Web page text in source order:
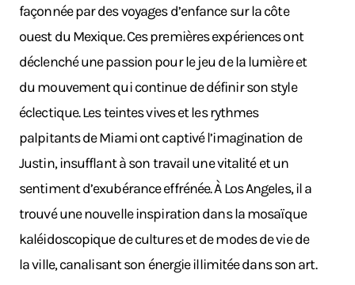
façonnée par des voyages d’enfance sur la côte
ouest du Mexique. Ces premières expériences ont
déclenché une passion pour le jeu de la lumière et
du mouvement qui continue de définir son style
éclectique. Les teintes vives et les rythmes
palpitants de Miami ont captivé l’imagination de
Justin, insufflant à son travail une vitalité et un
sentiment d’exubérance effrénée. À Los Angeles, il a
trouvé une nouvelle inspiration dans la mosaïque
kaléidoscopique de cultures et de modes de vie de
la ville, canalisant son énergie illimitée dans son art.